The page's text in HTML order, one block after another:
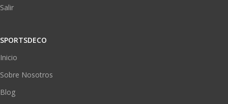
Salir
SPORTSDECO
Inicio
Sobre Nosotros
Blog